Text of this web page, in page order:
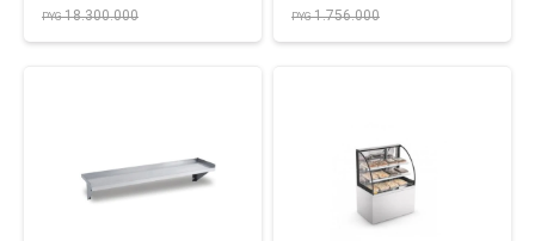
PYG18.300.000 PYG1.756.000